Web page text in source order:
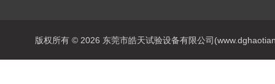
版权所有 © 2026 东莞市皓天试验设备有限公司